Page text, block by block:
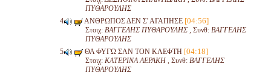
ΠΥΘΑΡΟΥΛΗΣ
ΑΝΘΡΩΠΟΣ ΔΕΝ Σ' ΑΓΑΠΗΣΕ [04:56]
Στοιχ: ΒΑΓΓΕΛΗΣ ΠΥΘΑΡΟΥΛΗΣ, Συνθ: ΒΑΓΓΕΛΗΣ
ΠΥΘΑΡΟΥΛΗΣ
ΘΑ ΦΥΓΩ ΣΑΝ ΤΟΝ ΚΛΕΦΤΗ [04:18]
Στοιχ: ΚΑΤΕΡΙΝΑ ΑΕΡΑΚΗ, Συνθ: ΒΑΓΓΕΛΗΣ
ΠΥΘΑΡΟΥΛΗΣ